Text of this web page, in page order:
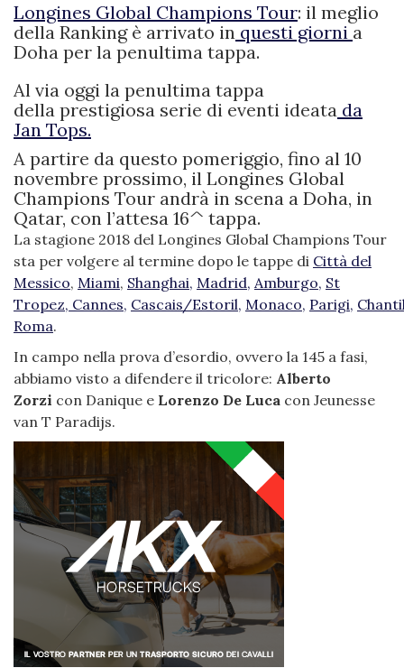
Longines Global Champions Tour: il meglio
della Ranking è arrivato in questi giorni a
Doha per la penultima tappa.
Al via oggi la penultima tappa
della prestigiosa serie di eventi ideata da
Jan Tops.
A partire da questo pomeriggio, fino al 10
novembre prossimo, il Longines Global
Champions Tour andrà in scena a Doha, in
Qatar, con l’attesa 16^ tappa.
La stagione 2018 del Longines Global Champions Tour
sta per volgere al termine dopo le tappe di Città del
Messico, Miami, Shanghai, Madrid, Amburgo, St
Tropez, Cannes, Cascais/Estoril, Monaco, Parigi,
Roma.
In campo nella prova d’esordio, ovvero la 145 a fasi,
abbiamo visto a difendere il tricolore: Alberto
Zorzi con Danique e Lorenzo De Luca con Jeunesse
van T Paradijs.